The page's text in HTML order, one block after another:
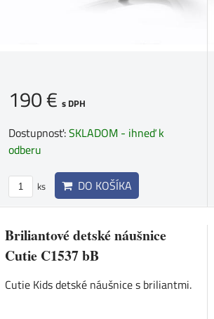
190 € s DPH
Dostupnosť:SKLADOM - ihneď k
odberu
ks DO KOŠÍKA
Briliantové detské náušnice
Cutie C1537 bB
Cutie Kids detské náušnice s briliantmi.